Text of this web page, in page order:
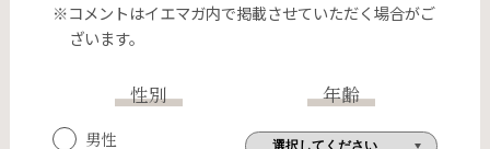
※コメントはイエマガ内で掲載させていただく場合がご
ざいます。
性別
男性
年齢